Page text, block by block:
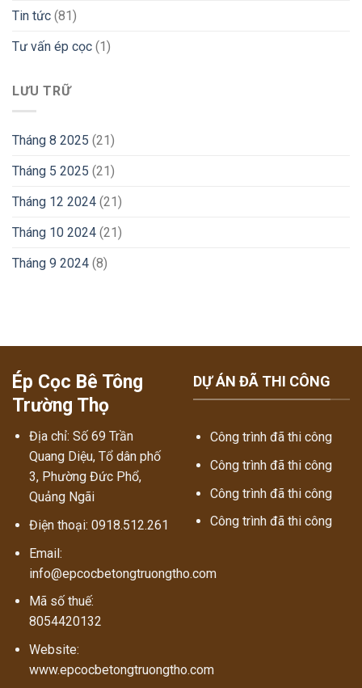
Tin tức (81)
Tư vấn ép cọc (1)
LƯU TRỮ
Tháng 8 2025 (21)
Tháng 5 2025 (21)
Tháng 12 2024 (21)
Tháng 10 2024 (21)
Tháng 9 2024 (8)
Ép Cọc Bê Tông
Trường Thọ
Địa chỉ: Số 69 Trần
Quang Diệu, Tổ dân phố
3, Phường Đức Phổ,
Quảng Ngãi
Điện thoại: 0918.512.261
Email:
info@epcocbetongtruongtho.com
Mã số thuế:
8054420132
Website:
www.epcocbetongtruongtho.com
DỰ ÁN ĐÃ THI CÔNG
Công trình đã thi công
Công trình đã thi công
Công trình đã thi công
Công trình đã thi công